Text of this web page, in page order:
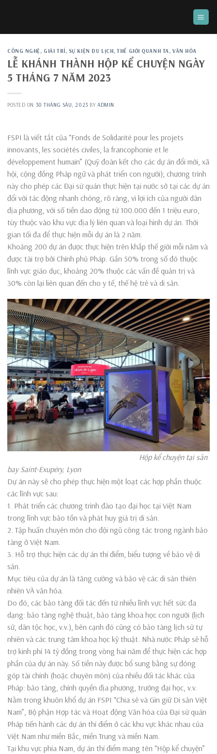
CÔNG NGHỆ, GIẢI TRÍ, SỰ KIỆN DU LỊCH,THẾ GIỚI QUANH TA, VĂN HÓA
LỄ KHÁNH THÀNH HỘP KỂ CHUYỆN NGÀY
5 THÁNG 7 NĂM 2023
POSTED ON 30 THÁNG SÁU, 2023 BY ADMIN
FSPI là viết tắt của “Fonds de Solidarité pour les projets
innovants, les sociétés civiles, la francophonie et le
développement humain” (Quỹ đoàn kết cho các dự án đổi mới, xã
hội, cộng đồng Pháp ngữ và phát triển con người); chương trình
này cho phép các Đại sứ quán thực hiện tại nước sở tại các dự án
đổi với tác động nhanh chóng, rõ ràng, vì lợi ích của người dân
địa phương, với số tiền dao động từ 100.000 đến 1 triệu euro,
tùy thuộc vào khu vực địa lý liên quan và loại hình dự án. Thời
gian tối đa để thực hiện mỗi dự án là 2 năm.
Khoảng 200 dự án được thực hiện trên khắp thế giới mỗi năm và
được tài trợ bởi Chính phủ Pháp. Gần 50% trong số đó thuộc
lĩnh vực giáo dục, khoảng 20% thuộc các vấn đề quản trị và
30% còn lại liên quan đến cho y tế, thế hệ trẻ và di sản.
Hộp kể chuyện tại sân
bay Saint-Exupéry, Lyon
Dự án này sẽ cho phép thực hiện một loạt các hợp phần thuộc
các lĩnh vực sau:
1. Phát triển các chương trình đào tạo đại học tại Việt Nam
trong lĩnh vực bảo tồn và phát huy giá trị di sản.
2. Tập huấn chuyên môn cho đội ngũ công tác trong ngành bảo
tàng ở Việt Nam.
3. Hỗ trợ thực hiện các dự án thí điểm, biểu tượng về bảo vệ di
sản.
Mục tiêu của dự án là tăng cường và bảo vệ các di sản thiên
nhiên VÀ văn hóa.
Do đó, các bảo tàng đối tác đến từ nhiều lĩnh vực hết sức đa
dạng: bảo tàng nghệ thuật, bảo tàng khoa học con người (lịch
sử, dân tộc học, v.v.), bên cạnh đó cũng có bảo tàng lịch sử tự
nhiên và các trung tâm khoa học kỹ thuật. Nhà nước Pháp sẽ hỗ
trợ kinh phí 14 tỷ đồng trong vòng hai năm để thực hiện các hợp
phần của dự án này. Số tiền này được bổ sung bằng sự đóng
góp tài chính (hoặc chuyên môn) của nhiều đối tác khác của
Pháp: bảo tàng, chính quyền địa phương, trường đại học, v.v.
Nằm trong khuôn khổ dự án FSPI “Chia sẻ và Gìn giữ Di sản Việt
Nam”, Bộ phận Hợp tác và Hoạt động Văn hóa của Đại sứ quán
Pháp tiến hành các dự án thí điểm ở các khu vực khác nhau của
Việt Nam như miền Bắc, miền Trung và miền Nam.
Tại khu vực phía Nam, dự án thí điểm mang tên “Hộp kể chuyện”